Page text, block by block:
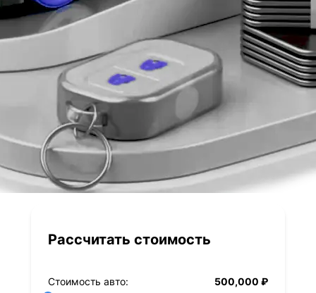
Рассчитать стоимость
Стоимость авто: 500,000 ₽